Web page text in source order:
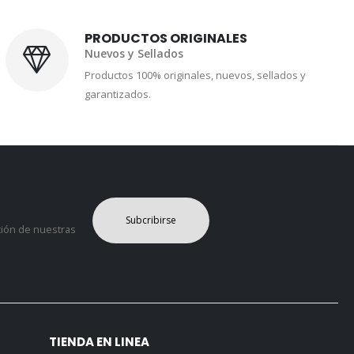
PRODUCTOS ORIGINALES
Nuevos y Sellados
Productos 100% originales, nuevos, sellados y
garantizados.
de nuestras
Subcribirse
TIENDA EN LINEA